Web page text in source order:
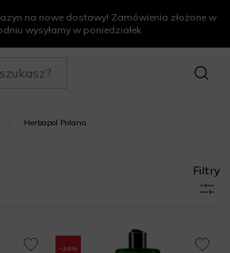
na nowe dostawy! Zamówienia złożone w
wysyłamy w poniedziałek
SZUKAJ
Herbapol Polana
Filtry
-24%